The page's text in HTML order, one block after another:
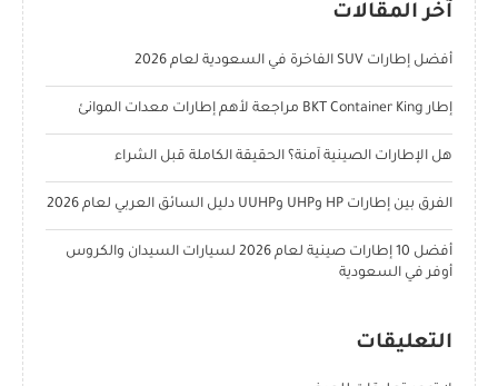
آخر المقالات
أفضل إطارات SUV الفاخرة في السعودية لعام 2026
إطار BKT Container King مراجعة لأهم إطارات معدات الموانئ
هل الإطارات الصينية آمنة؟ الحقيقة الكاملة قبل الشراء
الفرق بين إطارات HP وUHP وUUHP دليل السائق العربي لعام 2026
أفضل 10 إطارات صينية لعام 2026 لسيارات السيدان والكروس
أوفر في السعودية
التعليقات